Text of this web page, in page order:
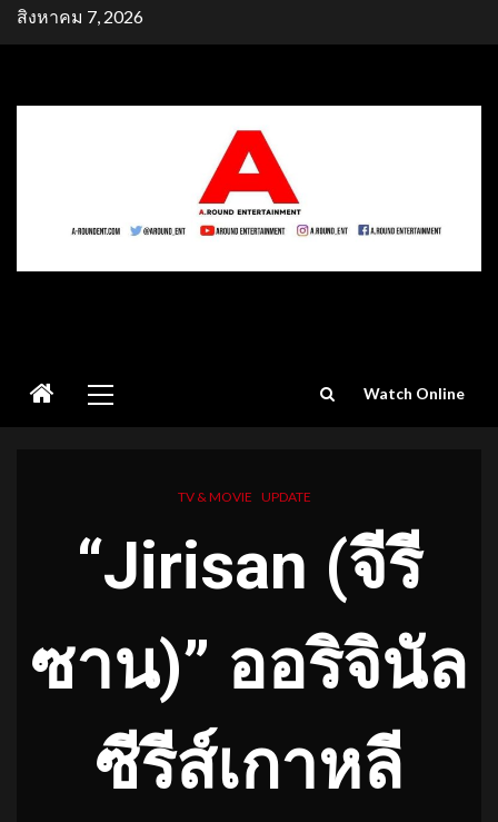
Skipสิงหาคม 7, 2026
Menu
Watch Online
TV & MOVIE UPDATE
“Jirisan (จีรี
ซาน)” ออริจินัล
ซีรีส์เกาหลี